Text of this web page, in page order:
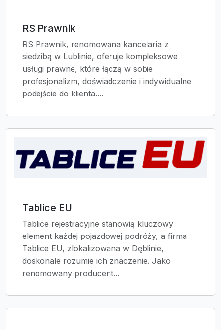
RS Prawnik
RS Prawnik, renomowana kancelaria z
siedzibą w Lublinie, oferuje kompleksowe
usługi prawne, które łączą w sobie
profesjonalizm, doświadczenie i indywidualne
podejście do klienta....
Tablice EU
Tablice rejestracyjne stanowią kluczowy
element każdej pojazdowej podróży, a firma
Tablice EU, zlokalizowana w Dęblinie,
doskonale rozumie ich znaczenie. Jako
renomowany producent...